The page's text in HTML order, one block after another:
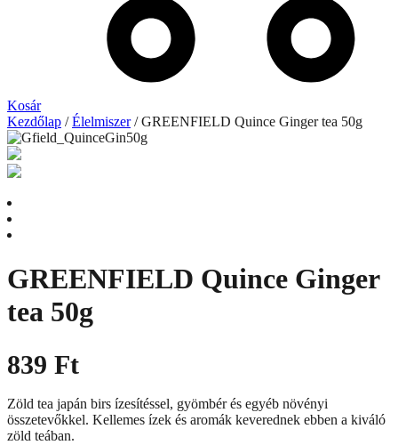
Kosár
Kezdőlap /Élelmiszer/ GREENFIELD Quince Ginger tea 50g
GREENFIELD Quince Ginger
tea 50g
839 Ft
Zöld tea japán birs ízesítéssel, gyömbér és egyéb növényi
összetevőkkel. Kellemes ízek és aromák keverednek ebben a kiváló
zöld teában.